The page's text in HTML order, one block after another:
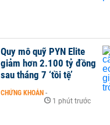
Quy mô quỹ PYN Elite
giảm hơn 2.100 tỷ đồng
sau tháng 7 ‘tồi tệ’
CHỨNG KHOÁN -
1 phút trước